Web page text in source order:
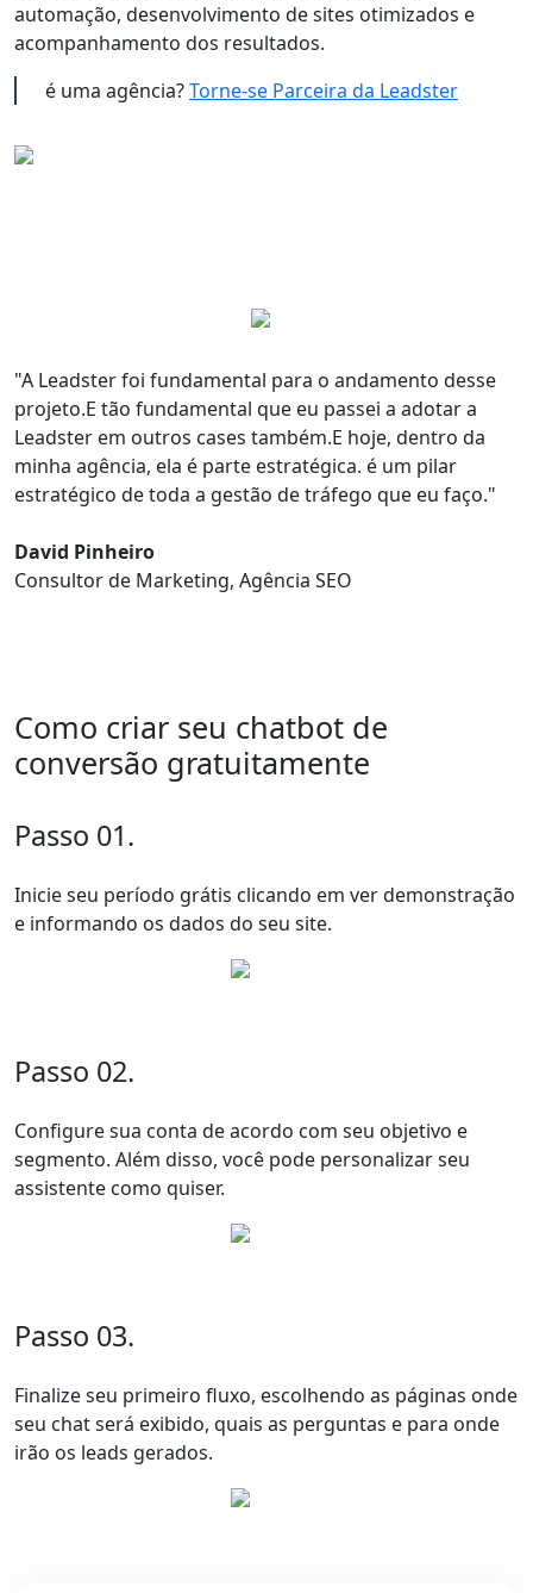
automação, desenvolvimento de sites otimizados e
acompanhamento dos resultados.
é uma agência?Torne-se Parceira da Leadster
"A Leadster foi fundamental para o andamento desse
projeto.E tão fundamental que eu passei a adotar a
Leadster em outros cases também.E hoje, dentro da
minha agência, ela é parte estratégica. é um pilar
estratégico de toda a gestão de tráfego que eu faço."
David Pinheiro
Consultor de Marketing, Agência SEO
Como criar seu chatbot de
conversão gratuitamente
Passo 01.
Inicie seu período grátis clicando em ver demonstração
e informando os dados do seu site.
Passo 02.
Configure sua conta de acordo com seu objetivo e
segmento. Além disso, você pode personalizar seu
assistente como quiser.
Passo 03.
Finalize seu primeiro fluxo, escolhendo as páginas onde
seu chat será exibido, quais as perguntas e para onde
irão os leads gerados.